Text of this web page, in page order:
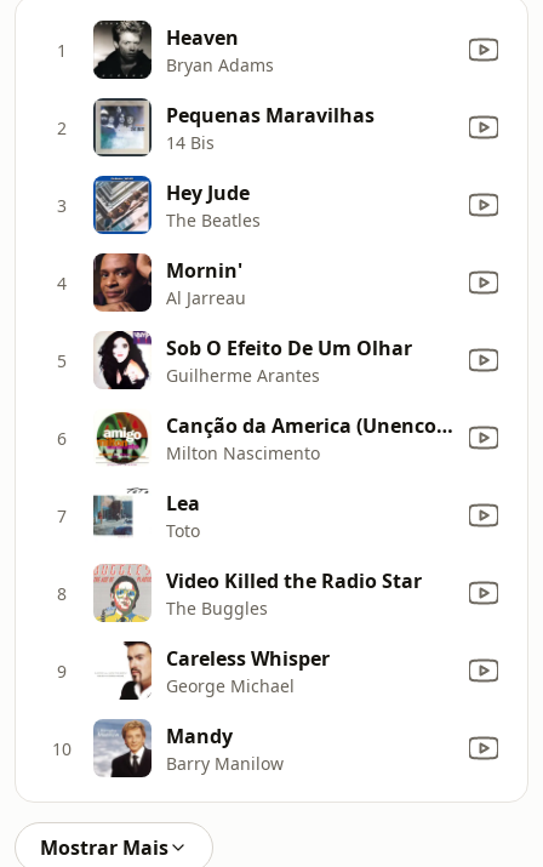
1 Heaven
Bryan Adams
2 Pequenas Maravilhas
14 Bis
3 Hey Jude
The Beatles
4 Mornin'
Al Jarreau
5 Sob O Efeito De Um Olhar
Guilherme Arantes
6 Canção da America (Unencounter)
Milton Nascimento
7 Lea
Toto
8 Video Killed the Radio Star
The Buggles
9 Careless Whisper
George Michael
10 Mandy
Barry Manilow
Mostrar Mais